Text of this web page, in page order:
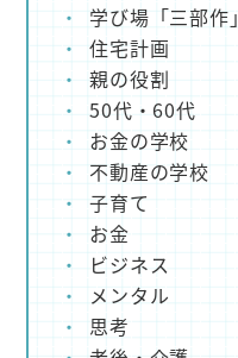
学び場「三部作」
住宅計画
親の役割
50代・60代
お金の学校
不動産の学校
子育て
お金
ビジネス
メンタル
思考